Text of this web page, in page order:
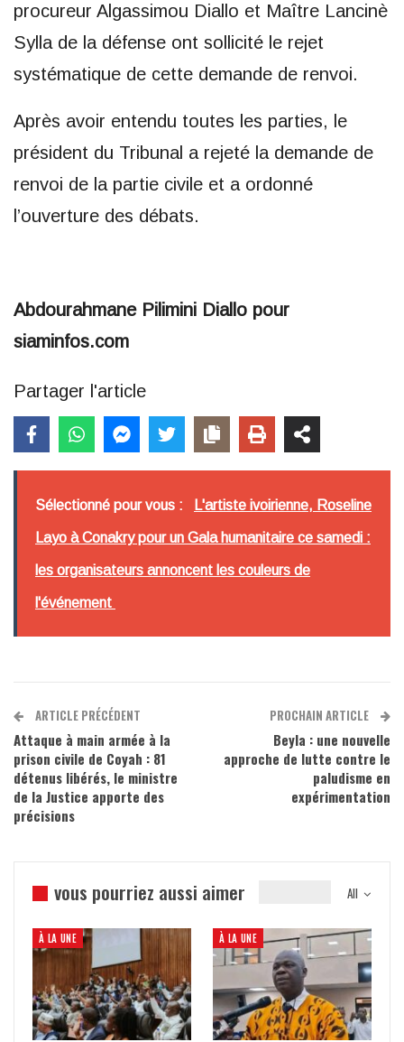
procureur Algassimou Diallo et Maître Lancinè
Sylla de la défense ont sollicité le rejet
systématique de cette demande de renvoi.
Après avoir entendu toutes les parties, le
président du Tribunal a rejeté la demande de
renvoi de la partie civile et a ordonné
l’ouverture des débats.
Abdourahmane Pilimini Diallo pour
siaminfos.com
Partager l'article
Sélectionné pour vous : L'artiste ivoirienne, Roseline
Layo à Conakry pour un Gala humanitaire ce samedi :
les organisateurs annoncent les couleurs de
l'événement
ARTICLE PRÉCÉDENT
Attaque à main armée à la
prison civile de Coyah : 81
détenus libérés, le ministre
de la Justice apporte des
précisions
PROCHAIN ARTICLE
Beyla : une nouvelle
approche de lutte contre le
paludisme en
expérimentation
All
vous pourriez aussi aimer
À LA UNE À LA UNE